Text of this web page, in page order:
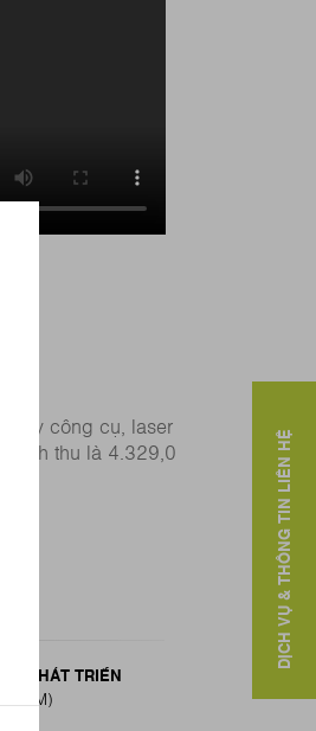
công cụ, laser
thu là 4.329,0
PHÁT TRIỂN
TRĂM)
DỊCH VỤ & THÔNG TIN LIÊN HỆ